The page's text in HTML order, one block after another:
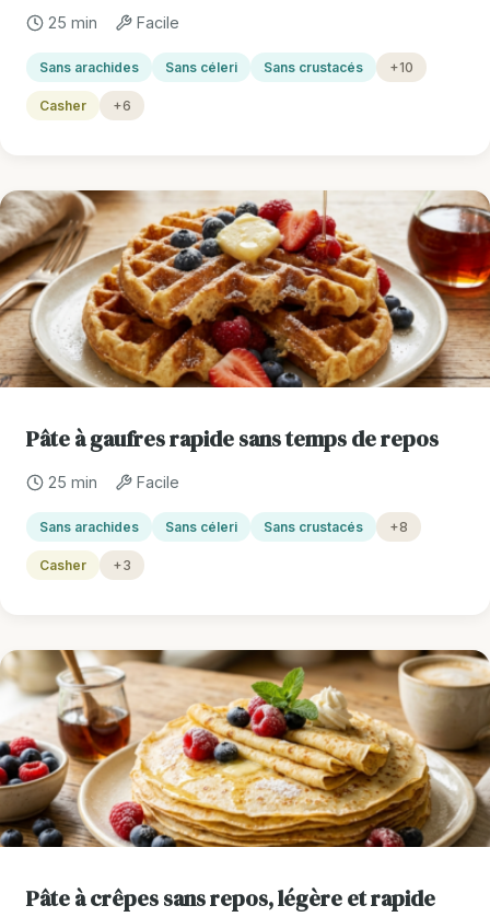
25 min Facile
Sans arachides Sans céleri Sans crustacés +10
Casher +6
Pâte à gaufres rapide sans temps de repos
25 min Facile
Sans arachides Sans céleri Sans crustacés +8
Casher +3
Pâte à crêpes sans repos, légère et rapide